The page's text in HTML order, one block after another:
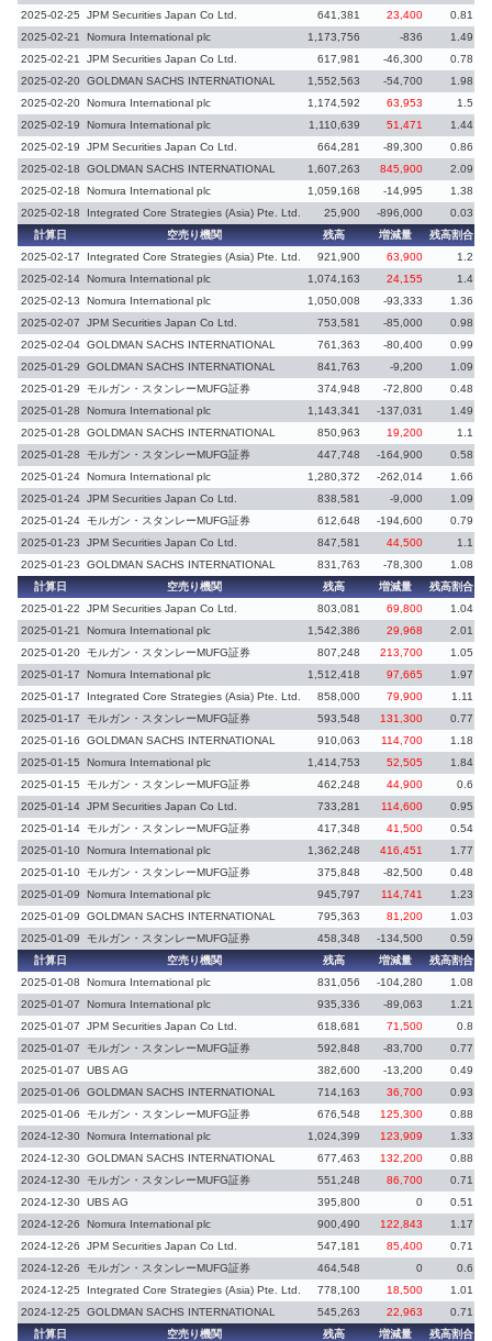
2025-02-25
JPM Securities Japan Co Ltd. 641,381 23,400 0.81
2025-02-21
Nomura International plc 1,173,756 -836 1.49
2025-02-21
JPM Securities Japan Co Ltd. 617,981 -46,300 0.78
2025-02-20 GOLDMAN SACHS INTERNATIONAL 1,552,563 -54,700 1.98
2025-02-20 Nomura International plc 1,174,592 63,953 1.5
2025-02-19
Nomura International plc 1,110,639 51,471 1.44
2025-02-19
JPM Securities Japan Co Ltd. 664,281 -89,300 0.86
2025-02-18
GOLDMAN SACHS INTERNATIONAL 1,607,263 845,900
2.09
2025-02-18
Nomura International plc 1,059,168 -14,995 1.38
2025-02-18
Integrated Core Strategies (Asia) Pte. Ltd. 25,900 -896,000 0.03
計算日
空売り機関 残高 増減量 残高割合
2025-02-17
Integrated Core Strategies (Asia) Pte. Ltd. 921,900 63,900 1.2
2025-02-14 Nomura International plc 1,074,163 24,155 1.4
2025-02-13
Nomura International plc 1,050,008 -93,333 1.36
2025-02-07
JPM Securities Japan Co Ltd. 753,581 -85,000 0.98
2025-02-04 GOLDMAN SACHS INTERNATIONAL 761,363 -80,400
0.99
2025-01-29
GOLDMAN SACHS INTERNATIONAL 841,763 -9,200 1.09
2025-01-29
モルガン・スタンレーMUFG証券 374,948 -72,800
0.48
2025-01-28
Nomura International plc 1,143,341 -137,031 1.49
2025-01-28
GOLDMAN SACHS INTERNATIONAL 850,963 19,200 1.1
2025-01-28
モルガン・スタンレーMUFG証券 447,748 -164,900 0.58
2025-01-24 Nomura International plc 1,280,372 -262,014 1.66
2025-01-24 JPM Securities Japan Co Ltd. 838,581 -9,000 1.09
2025-01-24 モルガン・スタンレーMUFG証券 612,648 -194,600 0.79
2025-01-23
JPM Securities Japan Co Ltd. 847,581 44,500 1.1
2025-01-23
GOLDMAN SACHS INTERNATIONAL 831,763 -78,300
1.08
計算日
空売り機関 残高 増減量 残高割合
2025-01-22
JPM Securities Japan Co Ltd. 803,081 69,800 1.04
2025-01-21
Nomura International plc 1,542,386 29,968 2.01
2025-01-20 モルガン・スタンレーMUFG証券 807,248 213,700 1.05
2025-01-17
Nomura International plc 1,512,418 97,665 1.97
2025-01-17
Integrated Core Strategies (Asia) Pte. Ltd. 858,000 79,900
1.11
2025-01-17
モルガン・スタンレーMUFG証券 593,548 131,300 0.77
2025-01-16
GOLDMAN SACHS INTERNATIONAL 910,063 114,700 1.18
2025-01-15
Nomura International plc 1,414,753 52,505 1.84
2025-01-15
モルガン・スタンレーMUFG証券 462,248 44,900 0.6
2025-01-14 JPM Securities Japan Co Ltd. 733,281 114,600 0.95
2025-01-14 モルガン・スタンレーMUFG証券 417,348 41,500 0.54
2025-01-10 Nomura International plc 1,362,248 416,451 1.77
2025-01-10 モルガン・スタンレーMUFG証券 375,848 -82,500 0.48
2025-01-09
Nomura International plc 945,797 114,741 1.23
2025-01-09
GOLDMAN SACHS INTERNATIONAL 795,363 81,200
1.03
2025-01-09
モルガン・スタンレーMUFG証券 458,348 -134,500 0.59
計算日
空売り機関 残高 増減量 残高割合
2025-01-08
Nomura International plc 831,056 -104,280 1.08
2025-01-07
Nomura International plc 935,336 -89,063 1.21
2025-01-07
JPM Securities Japan Co Ltd. 618,681 71,500 0.8
2025-01-07
モルガン・スタンレーMUFG証券 592,848 -83,700 0.77
2025-01-07
UBS AG 382,600 -13,200 0.49
2025-01-06
GOLDMAN SACHS INTERNATIONAL 714,163 36,700 0.93
2025-01-06
モルガン・スタンレーMUFG証券 676,548 125,300 0.88
2024-12-30 Nomura International plc 1,024,399 123,909 1.33
2024-12-30 GOLDMAN SACHS INTERNATIONAL 677,463 132,200 0.88
2024-12-30 モルガン・スタンレーMUFG証券 551,248 86,700 0.71
2024-12-30 UBS AG 395,800 0 0.51
2024-12-26
Nomura International plc 900,490 122,843 1.17
2024-12-26
JPM Securities Japan Co Ltd. 547,181 85,400 0.71
2024-12-26
モルガン・スタンレーMUFG証券 464,548 0 0.6
2024-12-25
Integrated Core Strategies (Asia) Pte. Ltd. 778,100 18,500 1.01
2024-12-25
GOLDMAN SACHS INTERNATIONAL 545,263 22,963 0.71
計算日
空売り機関 残高 増減量 残高割合